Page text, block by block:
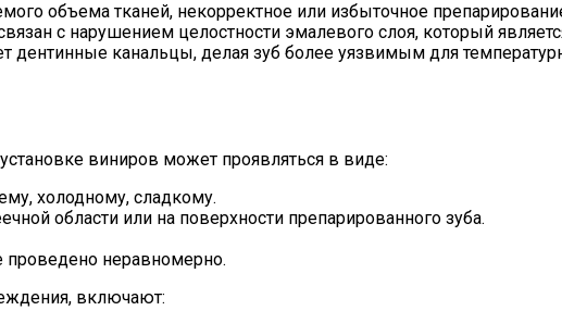
объема тканей, некорректное или избыточное
с нарушением целостности эмалевого слоя, который
дентинные канальцы, делая зуб более уязвимым для
виниров может проявляться в виде:
холодному, сладкому.
области или на поверхности препарированного зуба.
проведено неравномерно.
включают: